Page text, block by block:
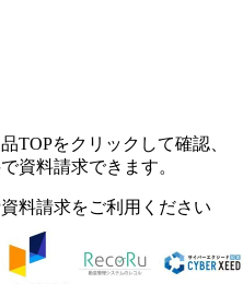
TOPをクリックして確認、
資料請求できます。
料請求をご利用ください